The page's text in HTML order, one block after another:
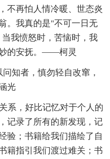
不再怕人情冷暖、世态炎
。我真的是"不可一日无
我愤怒时，苦恼时，我
的安抚。——柯灵
知者，慎勿轻自改窜，
光
系，好比记忆对于个人的
记录了所有的新发现，记
验；书籍给我们描绘了自
籍指引我们渡过难关；书